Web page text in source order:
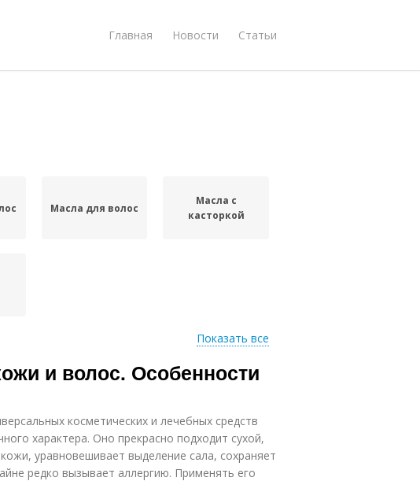
Главная Новости Статьи
Масла для волос
Масла с
касторкой
Показать все
и волос. Особенности
косметических и лечебных средств
характера. Оно прекрасно подходит сухой,
уравновешивает выделение сала, сохраняет
редко вызывает аллергию. Применять его